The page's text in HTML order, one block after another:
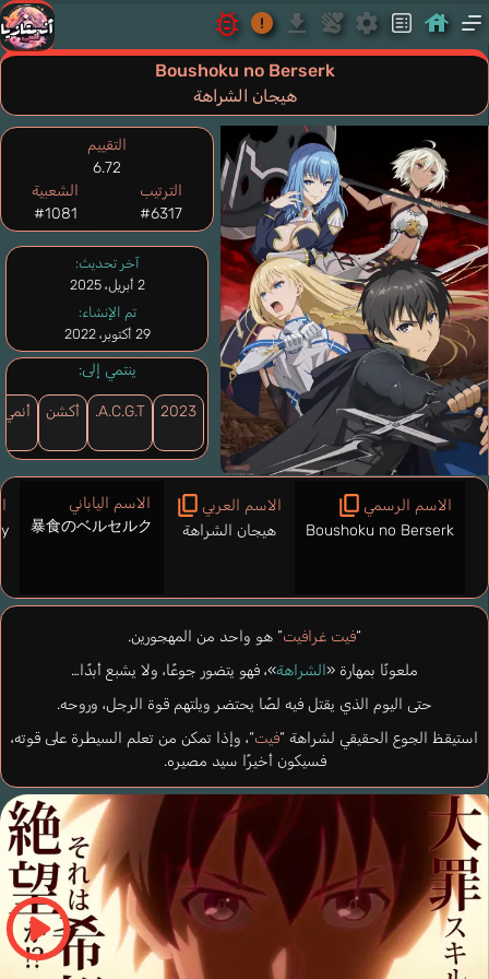
Boushoku no Berserk
هيجان الشراهة
آخر تحديث:
2 أبريل، 2025
تم الإنشاء:
29 أكتوبر، 2022
ينتمي إلى:
2023
A.C.G.T. أكشن أنمي
“فيت غرافيت” هو واحد من المهجورين.
ملعونًا بمهارة «الشراهة»، فهو يتضور جوعًا، ولا يشبع أبدًا…
حتى اليوم الذي يقتل فيه لصًا يحتضر ويلتهم قوة الرجل، وروحه.
استيقظ الجوع الحقيقي لشراهة “فيت“، وإذا تمكن من تعلم السيطرة على قوته،
فسيكون أخيرًا سيد مصيره.
الاسم الرسمي
Boushoku no Berserk
الاسم العربي
هيجان الشراهة
الاسم الياباني
暴食のベルセルク
التقييم
6.72
الترتيب
#6317
الشعبية
#1081